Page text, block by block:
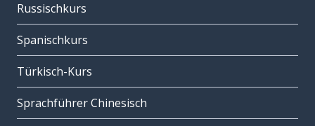
Russischkurs
Spanischkurs
Türkisch-Kurs
Sprachführer Chinesisch